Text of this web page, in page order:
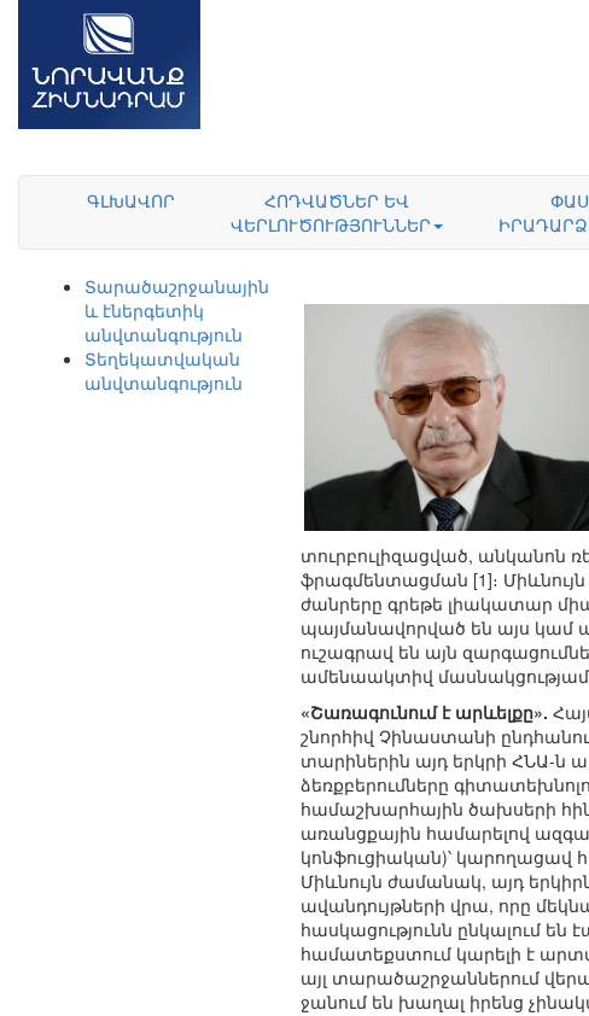
ԳԼԽԱՎՈՐ
ՀՈԴՎԱԾՆԵՐ ԵՎ
ՎԵՐԼՈՒԾՈՒԹՅՈՒՆՆԵՐ
Տարածաշրջանային
և էներգետիկ
անվտանգություն
Տեղեկատվական
անվտանգություն
տուրբուլիզացված, անկանոն
ֆրագմենտացման [1]։
ժանրերը գրեթե լիակատար
պայմանավորված են այս կամ
ուշագրավ են այն
ամենաակտիվ
«Շառագունում է արևելքը».
շնորհիվ Չինաստանի
տարիներին այդ երկրի ՀՆԱ-ն
ձեռքբերումները
համաշխարհային ծախսերի
առանցքային համարելով
կոնֆուցիական)՝ կարողացավ
Միևնույն ժամանակ, այդ
ավանդույթների վրա, որը
հասկացությունն ընկալում են
համատեքստում կարելի է
այլ տարածաշրջաններում
ջանում են խաղալ իրենց